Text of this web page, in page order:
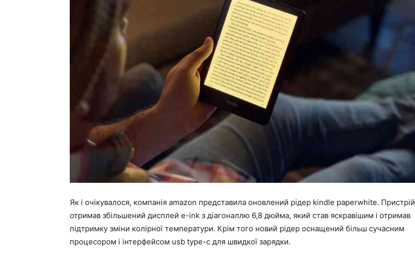
Як і очікувалося, компанія amazon представила оновлений рідер kindle paperwhite. Пристрій
отримав збільшений дисплей e-ink з діагоналлю 6,8 дюйма, який став яскравішим і отримав
підтримку зміни колірної температури. Крім того новий рідер оснащений більш сучасним
процесором і інтерфейсом usb type-c для швидкої зарядки.